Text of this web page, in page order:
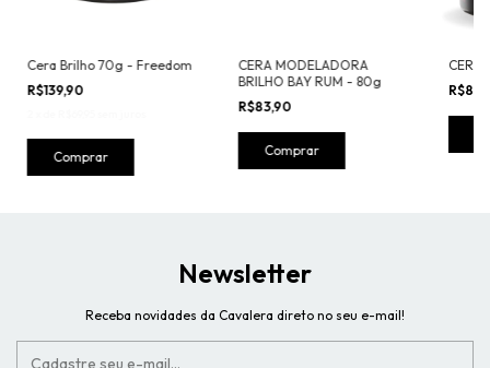
Cera Brilho 70g - Freedom
R$139,90
CERA MODELADORA
BRILHO BAY RUM - 80g
R$83,90
CERA
Newsletter
Receba novidades da Cavalera direto no seu e-mail!